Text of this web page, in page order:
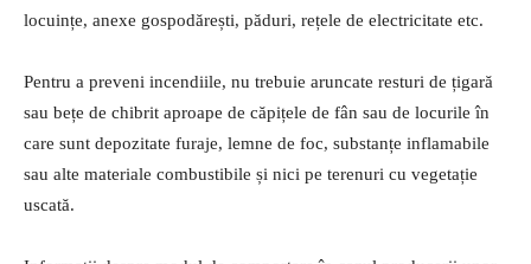
locuințe, anexe gospodărești, păduri, rețele de electricitate etc.
Pentru a preveni incendiile, nu trebuie aruncate resturi de țigară
sau bețe de chibrit aproape de căpițele de fân sau de locurile în
care sunt depozitate furaje, lemne de foc, substanțe inflamabile
sau alte materiale combustibile și nici pe terenuri cu vegetație
uscată.